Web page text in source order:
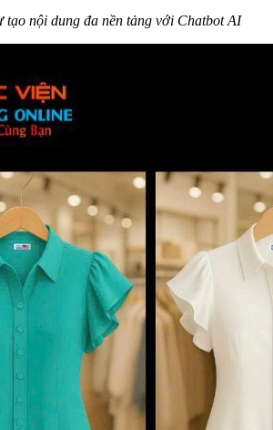
tạo nội dung đa nền tảng với Chatbot AI